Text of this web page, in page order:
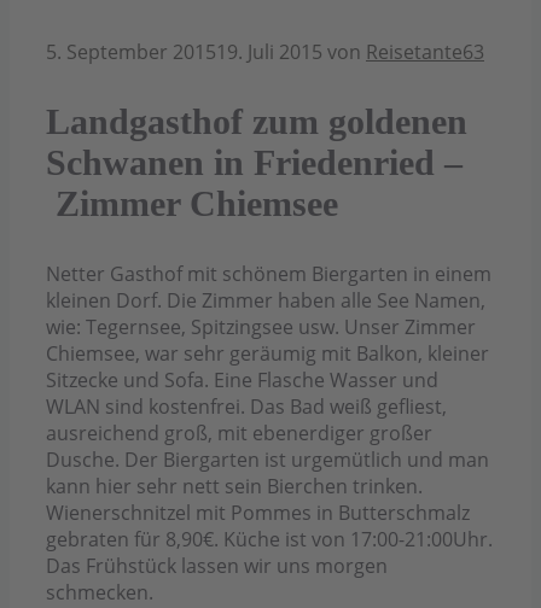
5. September 201519. Juli 2015 von Reisetante63
Landgasthof zum goldenen
Schwanen in Friedenried –
Zimmer Chiemsee
Netter Gasthof mit schönem Biergarten in einem
kleinen Dorf. Die Zimmer haben alle See Namen,
wie: Tegernsee, Spitzingsee usw. Unser Zimmer
Chiemsee, war sehr geräumig mit Balkon, kleiner
Sitzecke und Sofa. Eine Flasche Wasser und
WLAN sind kostenfrei. Das Bad weiß gefliest,
ausreichend groß, mit ebenerdiger großer
Dusche. Der Biergarten ist urgemütlich und man
kann hier sehr nett sein Bierchen trinken.
Wienerschnitzel mit Pommes in Butterschmalz
gebraten für 8,90€. Küche ist von 17:00-21:00Uhr.
Das Frühstück lassen wir uns morgen
schmecken.